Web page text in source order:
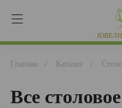
ВЕСЬ КАТАЛОГ
Главная Каталог
Все